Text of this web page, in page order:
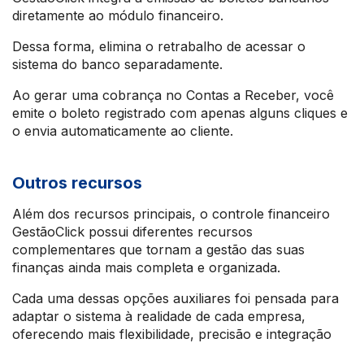
diretamente ao módulo financeiro.
Dessa forma, elimina o retrabalho de acessar o
sistema do banco separadamente.
Ao gerar uma cobrança no Contas a Receber, você
emite o boleto registrado com apenas alguns cliques e
o envia automaticamente ao cliente.
Outros recursos
Além dos recursos principais, o controle financeiro
GestãoClick possui diferentes recursos
complementares que tornam a gestão das suas
finanças ainda mais completa e organizada.
Cada uma dessas opções auxiliares foi pensada para
adaptar o sistema à realidade de cada empresa,
oferecendo mais flexibilidade, precisão e integração